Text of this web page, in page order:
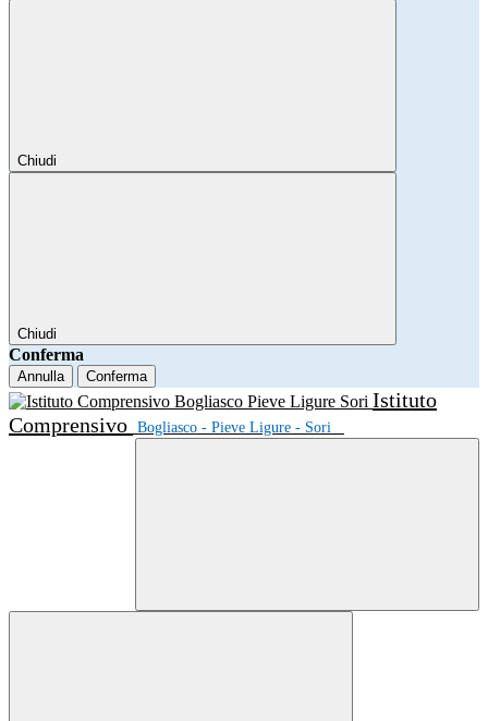
Chiudi
Chiudi
Conferma
Annulla Conferma
Istituto
Comprensivo Bogliasco - Pieve Ligure - Sori